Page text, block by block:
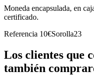
Moneda encapsulada, en
certificado.
Referencia 10€Sorolla23
Los clientes que
también